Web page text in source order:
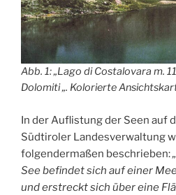
Abb. 1: „Lago di Costalovara m.
Dolomiti „. Kolorierte
In der Auflistung der Seen auf
Südtiroler Landesverwaltung
folgendermaßen beschrieben:
See befindet sich auf einer
und erstreckt sich über eine